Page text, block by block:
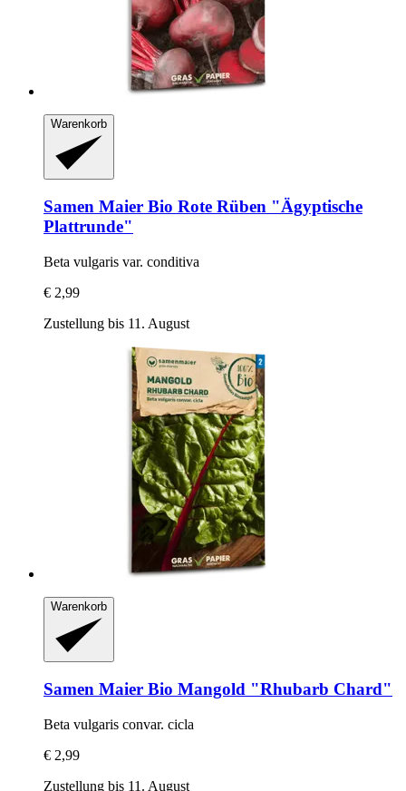
Warenkorb
Samen Maier Bio Rote Rüben "Ägyptische
Plattrunde"
Beta vulgaris var. conditiva
€ 2,99
Zustellung bis 11. August
Warenkorb
Samen Maier Bio Mangold "Rhubarb Chard"
Beta vulgaris convar. cicla
€ 2,99
Zustellung bis 11. August